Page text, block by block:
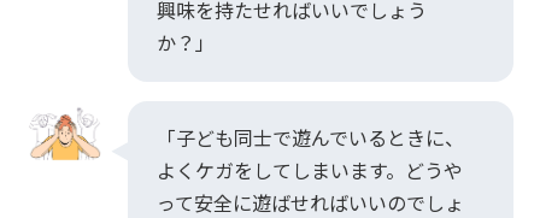
興味を持たせればいいでしょう
か？」
「子ども同士で遊んでいるときに、
よくケガをしてしまいます。どうや
って安全に遊ばせればいいのでしょ